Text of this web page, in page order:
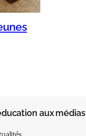
aux médias